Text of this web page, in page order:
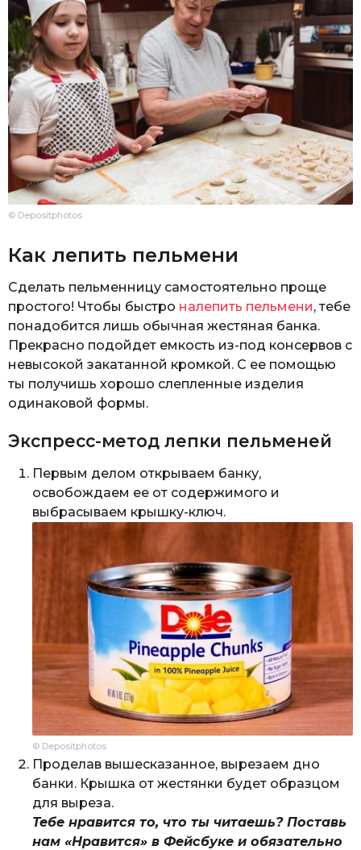
© Depositphotos
Как лепить пельмени
Сделать пельменницу самостоятельно проще
простого! Чтобы быстро налепить пельмени, тебе
понадобится лишь обычная жестяная банка.
Прекрасно подойдет емкость из-под консервов с
невысокой закатанной кромкой. С ее помощью
ты получишь хорошо слепленные изделия
одинаковой формы.
Экспресс-метод лепки пельменей
Первым делом открываем банку,
освобождаем ее от содержимого и
выбрасываем крышку-ключ.
© Depositphotos
Проделав вышесказанное, вырезаем дно
банки. Крышка от жестянки будет образцом
для выреза.
Тебе нравится то, что ты читаешь? Поставь
нам «Нравится» в Фейсбуке и обязательно